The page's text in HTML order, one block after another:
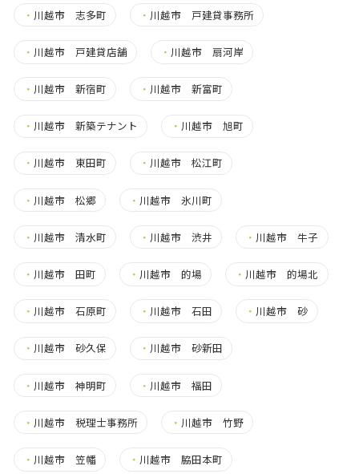
・ 川越市 志多町 ・ 川越市 戸建貸事務所
・ 川越市 戸建貸店舗 ・ 川越市 扇河岸
・ 川越市 新宿町 ・ 川越市 新富町
・ 川越市 新築テナント ・ 川越市 旭町
・ 川越市 東田町 ・ 川越市 松江町
・ 川越市 松郷 ・ 川越市 氷川町
・ 川越市 清水町 ・ 川越市 渋井 ・ 川越市 牛子
・ 川越市 田町 ・ 川越市 的場 ・ 川越市 的場北
・ 川越市 石原町 ・ 川越市 石田 ・ 川越市 砂
・ 川越市 砂久保 ・ 川越市 砂新田
・ 川越市 神明町 ・ 川越市 福田
・ 川越市 税理士事務所 ・ 川越市 竹野
・ 川越市 笠幡 ・ 川越市 脇田本町